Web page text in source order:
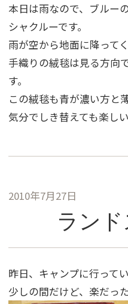
本日は雨なので、ブルー
シャクルーです。
雨が空から地面に降って
手織りの絨毯は見る方向
す。
この絨毯も青が濃い方と
気分でしき替えても楽しい
2010年7月27日
ラン
昨日、キャンプに行って
少しの間だけど、楽だっ